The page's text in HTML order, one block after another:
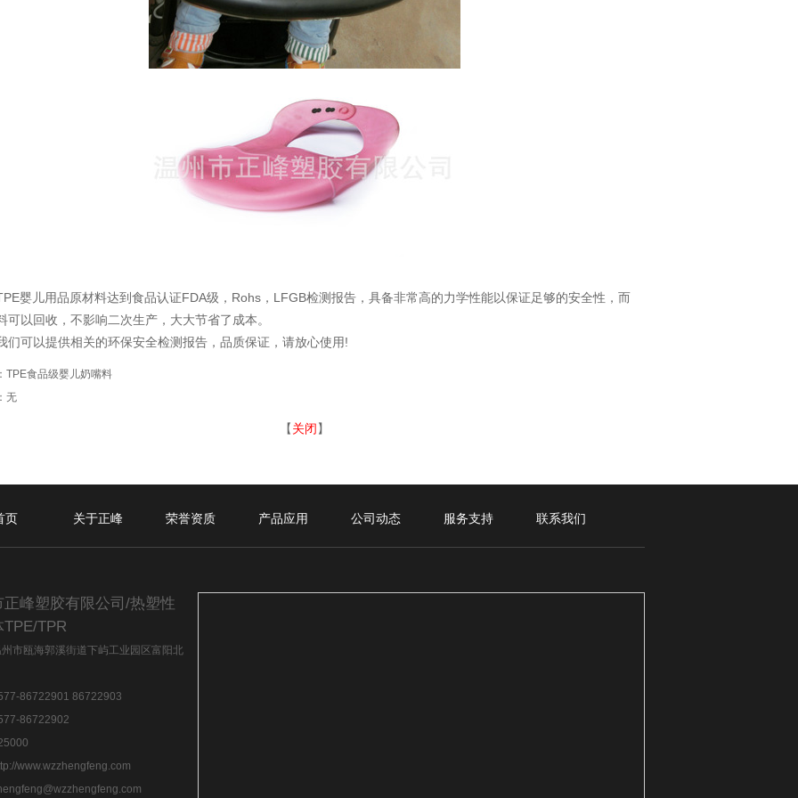
婴儿用品原材料达到食品认证FDA级，Rohs，LFGB检测报告，具备非常高的力学性能以保证足够的安全性，而
可以回收，不影响二次生产，大大节省了成本。
们可以提供相关的环保安全检测报告，品质保证，请放心使用!
TPE食品级婴儿奶嘴料
无
【关闭】
页 关于正峰 荣誉资质 产品应用 公司动态 服务支持 联系我们
正峰塑胶有限公司/热塑性
TPR
市瓯海郭溪街道下屿工业园区富阳北
86722901 86722903
86722902
www.wzzhengfeng.com